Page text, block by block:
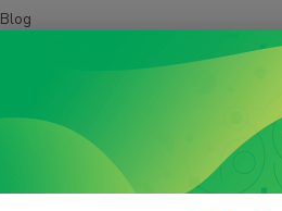
Blog
Aromaterapie Éterické oleje